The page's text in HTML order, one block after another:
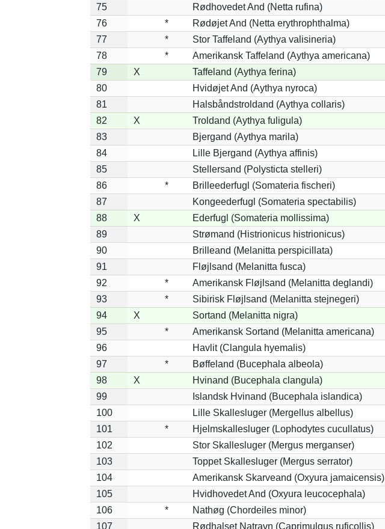
75
Rødhovedet And (Netta rufina)
76
*
Rødøjet And (Netta erythrophthalma)
77
*
Stor Taffeland (Aythya valisineria)
78
*
Amerikansk Taffeland (Aythya americana)
79
X
Taffeland (Aythya ferina)
80
Hvidøjet And (Aythya nyroca)
81
Halsbåndstroldand (Aythya collaris)
82
X
Troldand (Aythya fuligula)
83
Bjergand (Aythya marila)
84
Lille Bjergand (Aythya affinis)
85
Stellersand (Polysticta stelleri)
86
*
Brilleederfugl (Somateria fischeri)
87
Kongeederfugl (Somateria spectabilis)
88
X
Ederfugl (Somateria mollissima)
89
Strømand (Histrionicus histrionicus)
90
Brilleand (Melanitta perspicillata)
91
Fløjlsand (Melanitta fusca)
92
*
Amerikansk Fløjlsand (Melanitta deglandi)
93
*
Sibirisk Fløjlsand (Melanitta stejnegeri)
94
X
Sortand (Melanitta nigra)
95
*
Amerikansk Sortand (Melanitta americana)
96
Havlit (Clangula hyemalis)
97
*
Bøffeland (Bucephala albeola)
98
X
Hvinand (Bucephala clangula)
99
Islandsk Hvinand (Bucephala islandica)
100
Lille Skallesluger (Mergellus albellus)
101
*
Hjelmskallesluger (Lophodytes cucullatus)
102
Stor Skallesluger (Mergus merganser)
103
Toppet Skallesluger (Mergus serrator)
104
Amerikansk Skarveand (Oxyura jamaicensis)
105
Hvidhovedet And (Oxyura leucocephala)
106
*
Nathøg (Chordeiles minor)
107
Rødhalset Natravn (Caprimulgus ruficollis)